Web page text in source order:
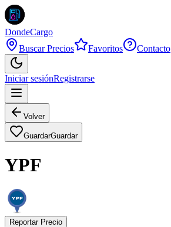
DondeCargo
Buscar Precios
Favoritos Contacto
Iniciar sesiónRegistrarse
Volver
GuardarGuardar
YPF
Reportar Precio